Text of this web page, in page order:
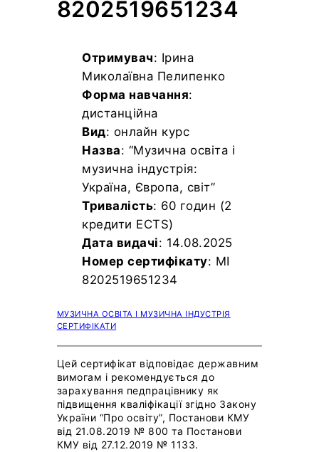
8202519651234
Отримувач: Ірина
Миколаївна Пелипенко
Форма навчання:
дистанційна
Вид: онлайн курс
Назва: “Музична освіта і
музична індустрія:
Україна, Європа, світ”
Тривалість: 60 годин (2
кредити ECTS)
Дата видачі: 14.08.2025
Номер сертифікату: MI
8202519651234
МУЗИЧНА ОСВІТА І МУЗИЧНА ІНДУСТРІЯ
СЕРТИФІКАТИ
Цей сертифікат відповідає державним
вимогам і рекомендується до
зарахування педпрацівнику як
підвищення кваліфікації згідно Закону
України “Про освіту”, Постанови КМУ
від 21.08.2019 № 800 та Постанови
КМУ від 27.12.2019 № 1133.